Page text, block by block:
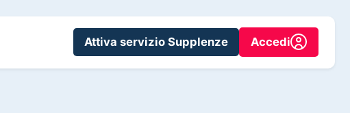
Attiva servizio Supplenze Accedi